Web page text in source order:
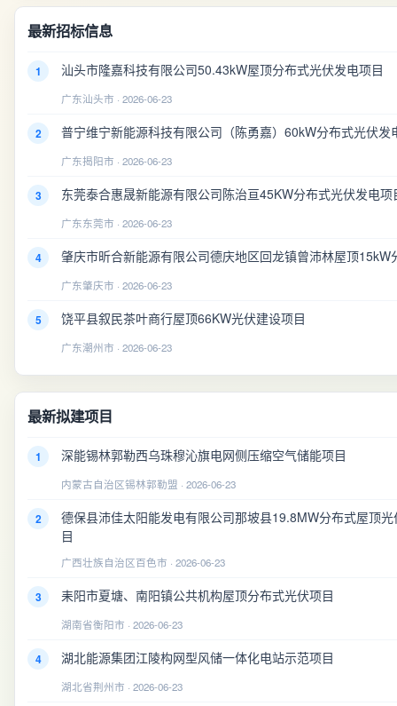
最新招标信息
1 汕头市隆嘉科技有限公司50.43kW屋顶分布式光伏发电项目
广东汕头市 · 2026-06-23
2 普宁维宁新能源科技有限公司（陈勇嘉）60kW分布式光伏发
广东揭阳市 · 2026-06-23
3 东莞泰合惠晟新能源有限公司陈治亘45KW分布式光伏发电项
广东东莞市 · 2026-06-23
4 肇庆市昕合新能源有限公司德庆地区回龙镇曾沛林屋顶15kW
广东肇庆市 · 2026-06-23
5 饶平县叙民茶叶商行屋顶66KW光伏建设项目
广东潮州市 · 2026-06-23
最新拟建项目
1 深能锡林郭勒西乌珠穆沁旗电网侧压缩空气储能项目
内蒙古自治区锡林郭勒盟 · 2026-06-23
2
德保县沛佳太阳能发电有限公司那坡县19.8MW分布式屋顶
目
广西壮族自治区百色市 · 2026-06-23
3 耒阳市夏塘、南阳镇公共机构屋顶分布式光伏项目
湖南省衡阳市 · 2026-06-23
4 湖北能源集团江陵构网型风储一体化电站示范项目
湖北省荆州市 · 2026-06-23